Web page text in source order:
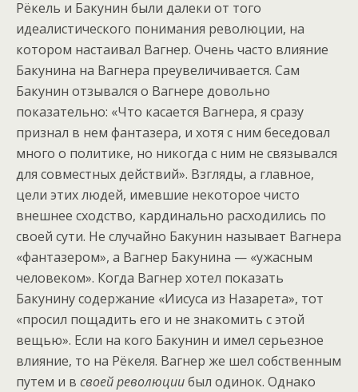
Рёкель и Бакунин были далеки от того
идеалистического понимания революции, на
котором настаивал Вагнер. Очень часто влияние
Бакунина на Вагнера преувеличивается. Сам
Бакунин отзывался о Вагнере довольно
показательно: «Что касается Вагнера, я сразу
признал в нем фантазера, и хотя с ним беседовал
много о политике, но никогда с ним не связывался
для совместных действий». Взгляды, а главное,
цели этих людей, имевшие некоторое чисто
внешнее сходство, кардинально расходились по
своей сути. Не случайно Бакунин называет Вагнера
«фантазером», а Вагнер Бакунина — «ужасным
человеком». Когда Вагнер хотел показать
Бакунину содержание «Иисуса из Назарета», тот
«просил пощадить его и не знакомить с этой
вещью». Если на кого Бакунин и имел серьезное
влияние, то на Рёкеля. Вагнер же шел собственным
путем и в своей революциибыл одинок. Однако